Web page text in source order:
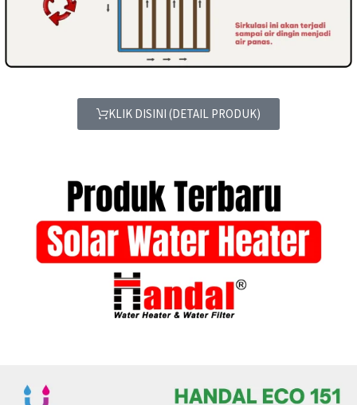
KLIK DISINI (DETAIL PRODUK)